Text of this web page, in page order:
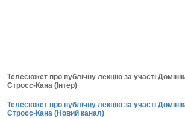
Телесюжет про публічну лекцію за участі
Стросс-Кана (Інтер)
Телесюжет про публічну лекцію за участі
Стросс-Кана (Новий канал)